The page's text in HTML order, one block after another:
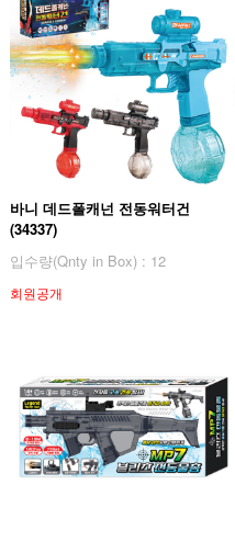
바니 데드폴캐넌 전동워터건
(34337)
입수량(Qnty in Box) : 12
회원공개